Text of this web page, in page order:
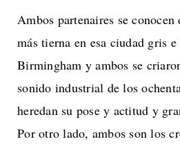
Ambos partenaires se conocen
más tierna en esa ciudad gris
Birmingham y ambos se
sonido industrial de los
heredan su pose y actitud y
Por otro lado, ambos son los